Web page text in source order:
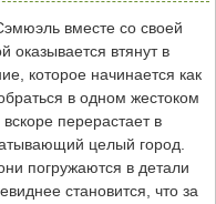
вместе со своей
оказывается втянут в
которое начинается как
в одном жестоком
перерастает в
целый город.
погружаются в детали
становится, что за